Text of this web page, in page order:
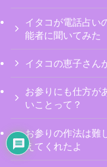
の収集家たる
霊感占い師初
イタコが電話占
能者に聞いてみた
イタコの恵子さん
お参りにも仕方
いことって？
お参りの作法は難
えてくれたよ